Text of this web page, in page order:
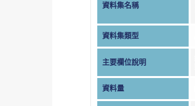
資料集名稱
資料集類型
主要欄位說明
資料量